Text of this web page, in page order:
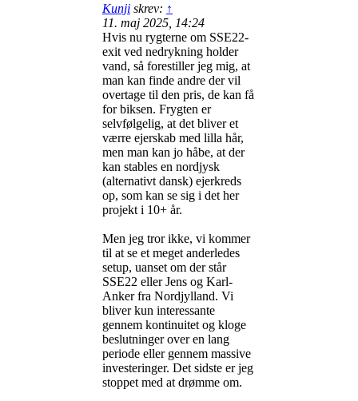
Kunji skrev: ↑
11. maj 2025, 14:24
Hvis nu rygterne om SSE22-
exit ved nedrykning holder
vand, så forestiller jeg mig, at
man kan finde andre der vil
overtage til den pris, de kan få
for biksen. Frygten er
selvfølgelig, at det bliver et
værre ejerskab med lilla hår,
men man kan jo håbe, at der
kan stables en nordjysk
(alternativt dansk) ejerkreds
op, som kan se sig i det her
projekt i 10+ år.
Men jeg tror ikke, vi kommer
til at se et meget anderledes
setup, uanset om der står
SSE22 eller Jens og Karl-
Anker fra Nordjylland. Vi
bliver kun interessante
gennem kontinuitet og kloge
beslutninger over en lang
periode eller gennem massive
investeringer. Det sidste er jeg
stoppet med at drømme om.